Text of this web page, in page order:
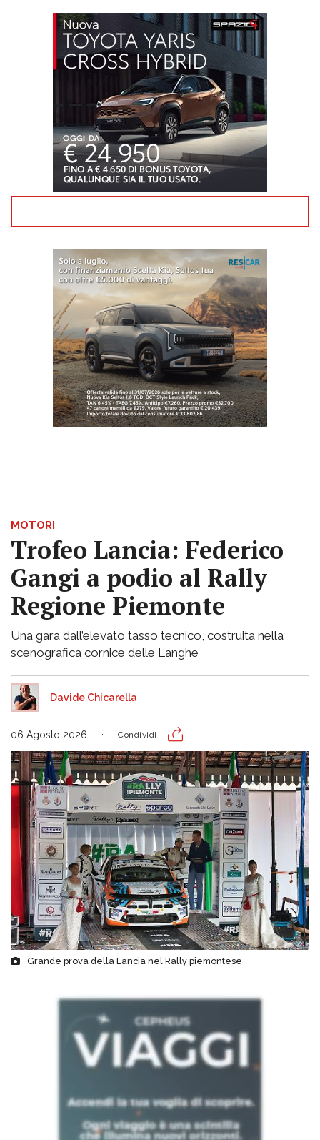
MOTORI
Trofeo Lancia: Federico
Gangi a podio al Rally
Regione Piemonte
Una gara dall’elevato tasso tecnico, costruita nella
scenografica cornice delle Langhe
Davide Chicarella
06 Agosto 2026 Condividi
Grande prova della Lancia nel Rally piemontese